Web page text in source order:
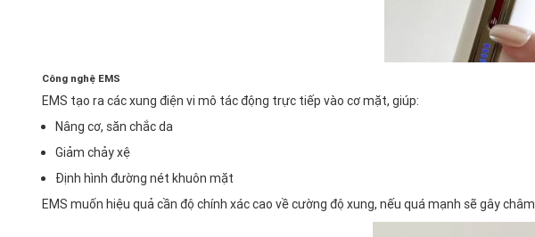
Công nghệ EMS
EMS tạo ra các xung điện vi mô tác động trực tiếp vào cơ mặt, giúp:
Nâng cơ, săn chắc da
Giảm chảy xệ
Định hình đường nét khuôn mặt
EMS muốn hiệu quả cần độ chính xác cao về cường độ xung, nếu quá mạnh sẽ gây